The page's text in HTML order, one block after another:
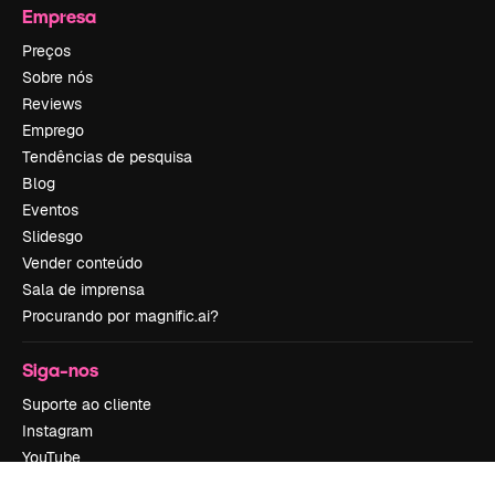
Empresa
Preços
Sobre nós
Reviews
Emprego
Tendências de pesquisa
Blog
Eventos
Slidesgo
Vender conteúdo
Sala de imprensa
Procurando por magnific.ai?
Siga-nos
Suporte ao cliente
Instagram
YouTube